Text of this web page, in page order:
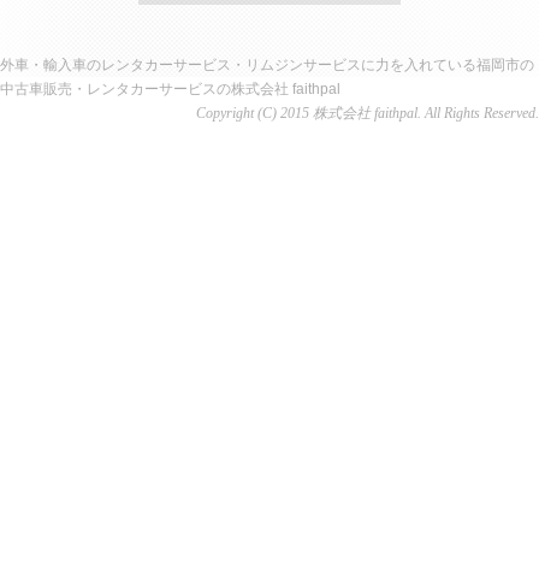
外車・輸入車のレンタカーサービス・リムジンサービスに力を入れている福岡市の
中古車販売・レンタカーサービスの株式会社 faithpal
Copyright (C) 2015 株式会社 faithpal. All Rights Reserved.